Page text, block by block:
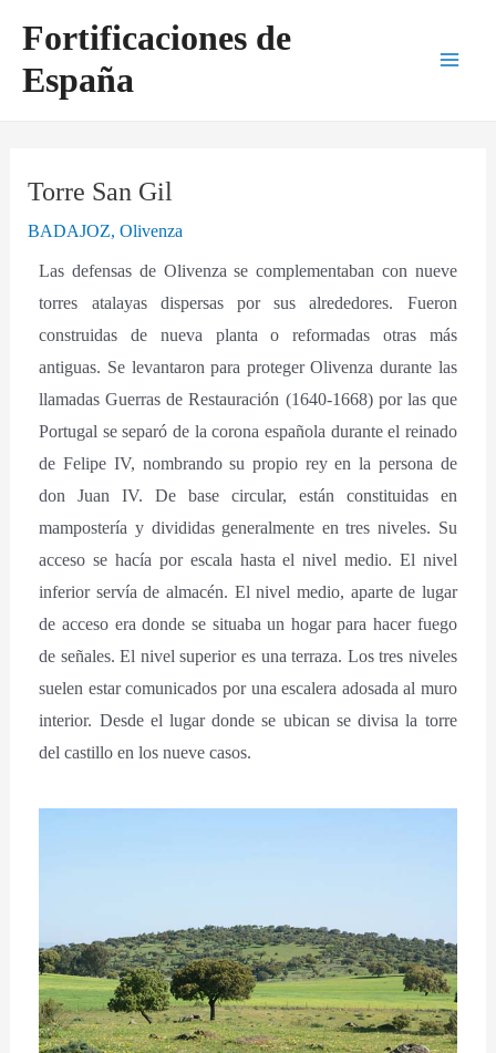
contenido
Fortificaciones de
España
Torre San Gil
BADAJOZ,Olivenza
Las defensas de Olivenza se complementaban con nueve
torres atalayas dispersas por sus alrededores. Fueron
construidas de nueva planta o reformadas otras más
antiguas. Se levantaron para proteger Olivenza durante las
llamadas Guerras de Restauración (1640-1668) por las que
Portugal se separó de la corona española durante el reinado
de Felipe IV, nombrando su propio rey en la persona de
don Juan IV. De base circular, están constituidas en
mampostería y divididas generalmente en tres niveles. Su
acceso se hacía por escala hasta el nivel medio. El nivel
inferior servía de almacén. El nivel medio, aparte de lugar
de acceso era donde se situaba un hogar para hacer fuego
de señales. El nivel superior es una terraza. Los tres niveles
suelen estar comunicados por una escalera adosada al muro
interior. Desde el lugar donde se ubican se divisa la torre
del castillo en los nueve casos.
de
entradas